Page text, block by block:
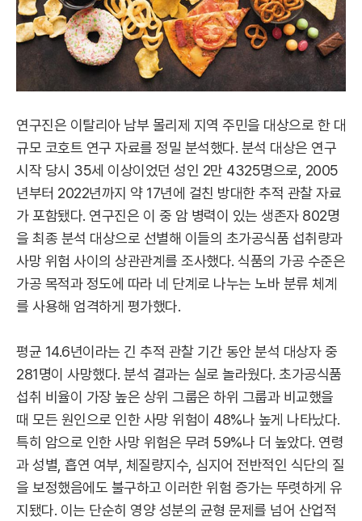
연구진은 이탈리아 남부 몰리제 지역 주민을 대상으로 한 대
규모 코호트 연구 자료를 정밀 분석했다. 분석 대상은 연구
시작 당시 35세 이상이었던 성인 2만 4325명으로, 2005
년부터 2022년까지 약 17년에 걸친 방대한 추적 관찰 자료
가 포함됐다. 연구진은 이 중 암 병력이 있는 생존자 802명
을 최종 분석 대상으로 선별해 이들의 초가공식품 섭취량과
사망 위험 사이의 상관관계를 조사했다. 식품의 가공 수준은
가공 목적과 정도에 따라 네 단계로 나누는 노바 분류 체계
를 사용해 엄격하게 평가했다.
평균 14.6년이라는 긴 추적 관찰 기간 동안 분석 대상자 중
281명이 사망했다. 분석 결과는 실로 놀라웠다. 초가공식품
섭취 비율이 가장 높은 상위 그룹은 하위 그룹과 비교했을
때 모든 원인으로 인한 사망 위험이 48%나 높게 나타났다.
특히 암으로 인한 사망 위험은 무려 59%나 더 높았다. 연령
과 성별, 흡연 여부, 체질량지수, 심지어 전반적인 식단의 질
을 보정했음에도 불구하고 이러한 위험 증가는 뚜렷하게 유
지됐다. 이는 단순히 영양 성분의 균형 문제를 넘어 산업적